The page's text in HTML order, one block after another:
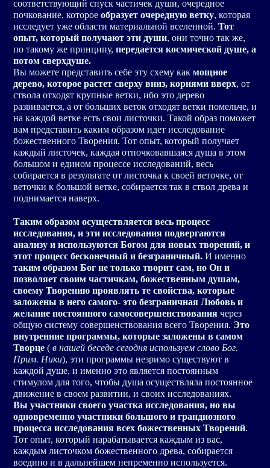
соответствующий спуск частичек души, очередное
почкование, которое образует очередную ветку, которая
исследует уже области материальной вселенной. Тот
опыт, который получают эти души, они точно так же,
по такому же принципу, передается космической душе, а
потом сверхдуше.
Вы можете представить себе эту схему как мощное
дерево, которое растет сверху вниз, корнями вверх, от
ствола отходят крупные ветки, ибо это дерево
развивается, а от больших веток отходят ветки помельче, и
на каждой ветке есть свои листочки. Такой образ поможет
вам представить каким образом идет исследование
божественного Творения. Тот опыт, который получает
каждый листочек, каждая отпочковавшаяся душа в этом
большом и едином процессе исследований, весь
собирается в результате от листочка к своей веточке, от
веточки к большой ветке, собирается так в ствол древа и
поднимается наверх.
Таким образом осуществляется весь процесс
исследования, и эти исследования подвергаются
анализу и используются Богом для новых творений, и
этот процесс бесконечный и безграничный. И именно
таким образом Бог не только творит сам, но Он и
позволяет своим частичкам, божественным душам,
своему Творению проявлять те свойства, которые
заложены в него самого- это безграничная Любовь и
желание постоянного самосовершенствования через
общую систему совершенствования всего Творения. Это
внутренние программы, которые заложены в самом
Творце ( в нашей беседе сегодня используем слово Бог.
Прим. Ники), эти программы незримо существуют в
каждой душе, и именно это является постоянным
стимулом для того, чтобы душа осуществляла постоянное
движение в своем развитии, и своих исследованиях.
Вы участники своего участка исследования, но вы
одновременно участники большого и грандиозного
процесса исследования всех божественных Творений.
Тот опыт, который нарабатывается каждым из вас,
каждым листочком божественного древа, собирается
воедино и в дальнейшем непременно используется.